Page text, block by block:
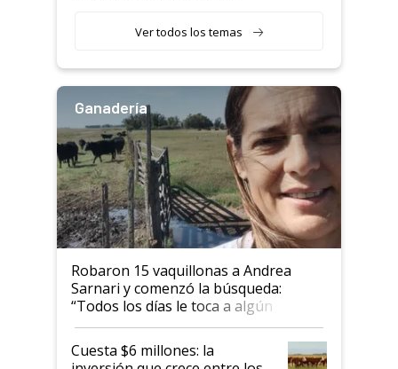
Ver todos los temas
Ganadería
Robaron 15 vaquillonas a Andrea
Sarnari y comenzó la búsqueda:
“Todos los días le toca a algún
productor”
Cuesta $6 millones: la